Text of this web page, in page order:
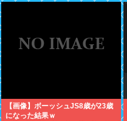
西岡徳馬、吉田羊が出演
【画像】ボーッシュJS8歳が23歳
になった結果ｗ